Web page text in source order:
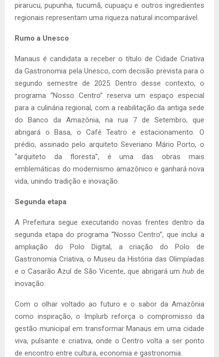
pirarucu, pupunha, tucumã, cupuaçu e outros ingredientes
regionais representam uma riqueza natural incomparável.
Rumo a Unesco
Manaus é candidata a receber o título de Cidade Criativa
da Gastronomia pela Unesco, com decisão prevista para o
segundo semestre de 2025. Dentro desse contexto, o
programa “Nosso Centro” reserva um espaço especial
para a culinária regional, com a reabilitação da antiga sede
do Banco da Amazônia, na rua 7 de Setembro, que
abrigará o Basa, o Café Teatro e estacionamento. O
prédio, assinado pelo arquiteto Severiano Mário Porto, o
“arquiteto da floresta”, é uma das obras mais
emblemáticas do modernismo amazônico e ganhará nova
vida, unindo tradição e inovação.
Segunda etapa
A Prefeitura segue executando novas frentes dentro da
segunda etapa do programa “Nosso Centro”, que inclui a
ampliação do Polo Digital, a criação do Polo de
Gastronomia Criativa, o Museu da História das Olimpíadas
e o Casarão Azul de São Vicente, que abrigará umhub de
inovação.
Com o olhar voltado ao futuro e o sabor da Amazônia
como inspiração, o Implurb reforça o compromisso da
gestão municipal em transformar Manaus em uma cidade
viva, pulsante e criativa, onde o Centro volta a ser ponto
de encontro entre cultura, economia e gastronomia.